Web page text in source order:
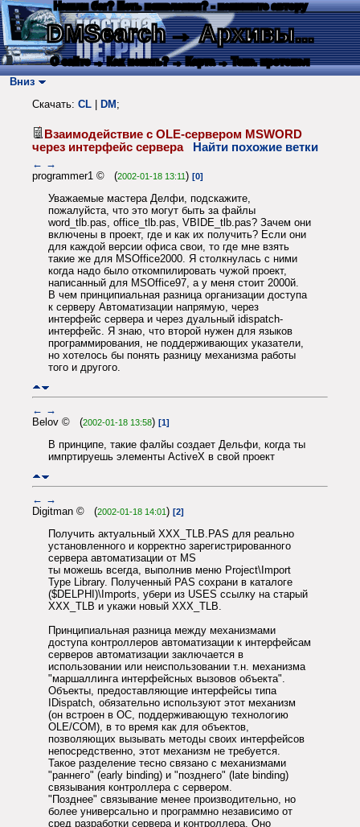
Нашли баг? Есть пожелания? - напишите автору
DMSearch→ Архивы...
О сайте → Как искать? → Карта → Текс. протокол
Вниз
Скачать: CL DM ;
Взаимодействие с OLE-сервером MSWORD
через интерфейс сервера
Найти похожие ветки
← →
programmer1 © (2002-01-18 13:11) [0]
Уважаемые мастера Делфи, подскажите,
пожалуйста, что это могут быть за файлы
word_tlb.pas, office_tlb.pas, VBIDE_tlb.pas? Зачем они
включены в проект, где и как их получить? Если они
для каждой версии офиса свои, то где мне взять
такие же для MSOffice2000. Я столкнулась с ними
когда надо было откомпилировать чужой проект,
написанный для MSOffice97, а у меня стоит 2000й.
В чем принципиальная разница организации доступа
к серверу Автоматизации напрямую, через
интерфейс сервера и через дуальный idispatсh-
интерфейс. Я знаю, что второй нужен для языков
программирования, не поддерживающих указатели,
но хотелось бы понять разницу механизма работы
того и другого.
← →
Belov © (2002-01-18 13:58) [1]
В принципе, такие фалйы создает Дельфи, когда ты
импртируешь элементы ActiveX в свой проект
← →
Digitman © (2002-01-18 14:01) [2]
Получить актуальный XXX_TLB.PAS для реально
установленного и корректно зарегистрированного
сервера автоматизации от MS
ты можешь всегда, выполнив меню Project\Import
Type Library. Полученный PAS сохрани в каталоге
($DELPHI)\Imports, убери из USES ссылку на старый
XXX_TLB и укажи новый XXX_TLB.
Принципиальная разница между механизмами
доступа контроллеров автоматизации к интерфейсам
серверов автоматизации заключается в
использовании или неиспользовании т.н. механизма
"маршаллинга интерфейсных вызовов объекта".
Объекты, предоставляющие интерфейсы типа
IDispatch, обязательно используют этот механизм
(он встроен в ОС, поддерживающую технологию
OLE/COM), в то время как для объектов,
позволяющих вызывать методы своих интерфейсов
непосредственно, этот механизм не требуется.
Такое разделение тесно связано с механизмами
"раннего" (early binding) и "позднего" (late binding)
связывания контроллера с сервером.
"Позднее" связывание менее производительно, но
более универсально и программно независимо от
сред разработки сервера и контроллера. Оно